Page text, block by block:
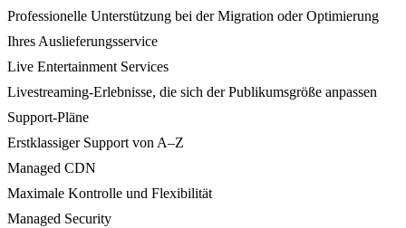
Professionelle Unterstützung bei der Migration oder Optimierung
Ihres Auslieferungsservice
Live Entertainment Services
Livestreaming-Erlebnisse, die sich der Publikumsgröße anpassen
Support-Pläne
Erstklassiger Support von A–Z
Managed CDN
Maximale Kontrolle und Flexibilität
Managed Security